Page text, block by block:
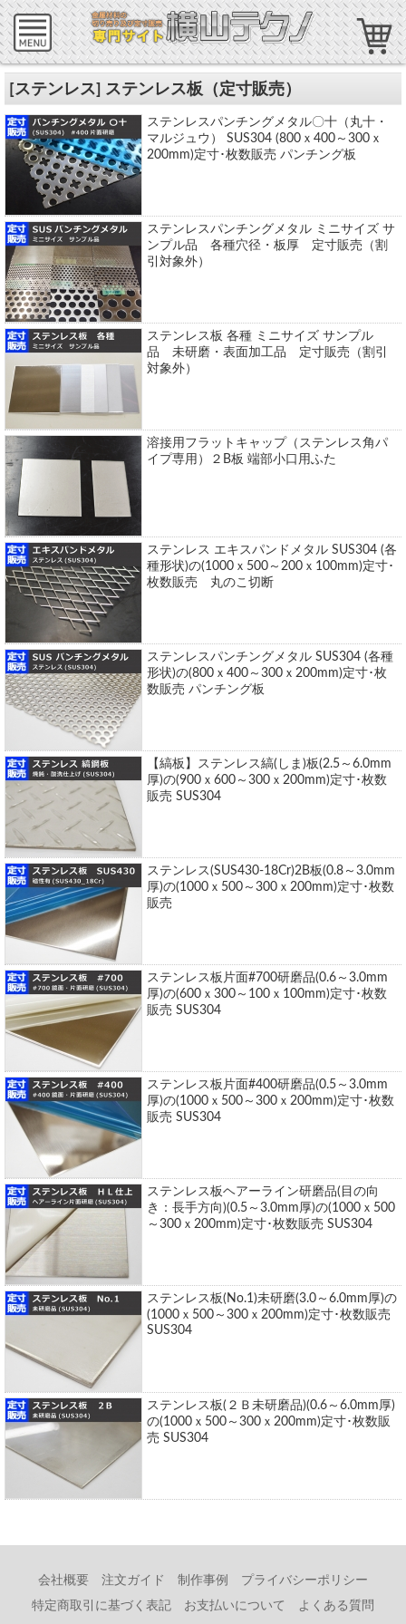
[ステンレス] ステンレス板（定寸販売）
ステンレスパンチングメタル〇十（丸十・
マルジュウ） SUS304 (800ｘ400～300ｘ
200mm)定寸･枚数販売 パンチング板
ステンレスパンチングメタル ミニサイズ サ
ンプル品 各種穴径・板厚 定寸販売（割
引対象外）
ステンレス板 各種 ミニサイズ サンプル
品 未研磨・表面加工品 定寸販売（割引
対象外）
溶接用フラットキャップ（ステンレス角パ
イプ専用）２B板 端部小口用ふた
ステンレス エキスパンドメタル SUS304 (各
種形状)の(1000ｘ500～200ｘ100mm)定寸･
枚数販売 丸のこ切断
ステンレスパンチングメタル SUS304 (各種
形状)の(800ｘ400～300ｘ200mm)定寸･枚
数販売 パンチング板
【縞板】ステンレス縞(しま)板(2.5～6.0mm
厚)の(900ｘ600～300ｘ200mm)定寸･枚数
販売 SUS304
ステンレス(SUS430-18Cr)2B板(0.8～3.0mm
厚)の(1000ｘ500～300ｘ200mm)定寸･枚数
販売
ステンレス板片面#700研磨品(0.6～3.0mm
厚)の(600ｘ300～100ｘ100mm)定寸･枚数
販売 SUS304
ステンレス板片面#400研磨品(0.5～3.0mm
厚)の(1000ｘ500～300ｘ200mm)定寸･枚数
販売 SUS304
ステンレス板ヘアーライン研磨品(目の向
き：長手方向)(0.5～3.0mm厚)の(1000ｘ500
～300ｘ200mm)定寸･枚数販売 SUS304
ステンレス板(No.1)未研磨(3.0～6.0mm厚)の
(1000ｘ500～300ｘ200mm)定寸･枚数販売
SUS304
ステンレス板(２Ｂ未研磨品)(0.6～6.0mm厚)
の(1000ｘ500～300ｘ200mm)定寸･枚数販
売 SUS304
会社概要 注文ガイド 制作事例
プライバシーポリシー
特定商取引に基づく表記
お支払いについて よくある質問